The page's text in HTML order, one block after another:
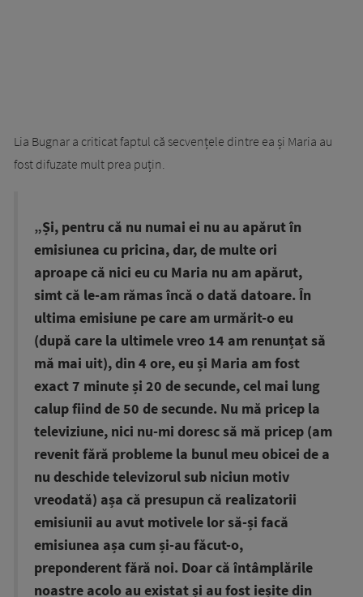
Lia Bugnar a criticat faptul că secvențele dintre ea și Maria au
fost difuzate mult prea puțin.
„Și, pentru că nu numai ei nu au apărut în
emisiunea cu pricina, dar, de multe ori
aproape că nici eu cu Maria nu am apărut,
simt că le-am rămas încă o dată datoare. În
ultima emisiune pe care am urmărit-o eu
(după care la ultimele vreo 14 am renunțat să
mă mai uit), din 4 ore, eu și Maria am fost
exact 7 minute și 20 de secunde, cel mai lung
calup fiind de 50 de secunde. Nu mă pricep la
televiziune, nici nu-mi doresc să mă pricep (am
revenit fără probleme la bunul meu obicei de a
nu deschide televizorul sub niciun motiv
vreodată) așa că presupun că realizatorii
emisiunii au avut motivele lor să-și facă
emisiunea așa cum și-au făcut-o,
preponderent fără noi. Doar că întâmplările
noastre acolo au existat și au fost ieșite din